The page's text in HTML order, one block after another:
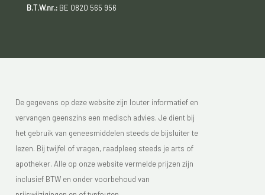
B.T.W.nr.:BE 0820 565 956
De gegevens op deze website zijn louter informatief en
vervangen geenszins een medisch advies. Je dient bij
het gebruik van geneesmiddelen steeds de bijsluiter te
lezen. Bij twijfel of vragen, raadpleeg steeds je arts of
apotheker. Alle op onze website vermelde prijzen zijn
inclusief BTW en onder voorbehoud van